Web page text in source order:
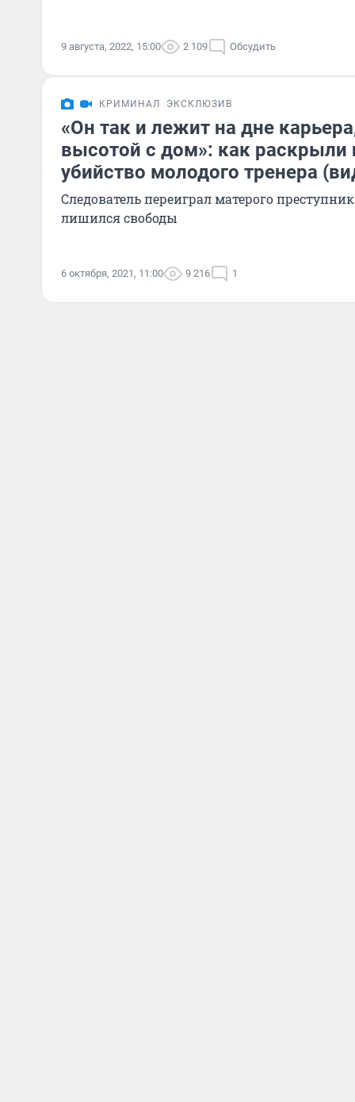
9 августа, 2022, 15:00 2 109 Обсудить
КРИМИНАЛ ЭКСКЛЮЗИВ
«Он так и лежит на дне
высотой с дом»: как раскрыли
убийство молодого тренера
Следователь переиграл матерого
лишился свободы
6 октября, 2021, 11:00 9 216 1